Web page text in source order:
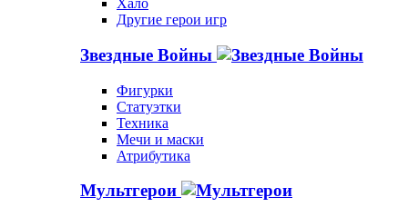
Хало
Другие герои игр
Звездные Войны
Фигурки
Статуэтки
Техника
Мечи и маски
Атрибутика
Мультгерои